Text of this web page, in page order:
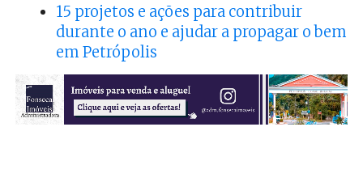
15 projetos e ações para contribuir
durante o ano e ajudar a propagar o bem
em Petrópolis